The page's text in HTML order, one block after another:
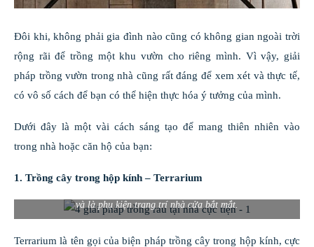
Đôi khi, không phải gia đình nào cũng có không gian ngoài trời
rộng rãi để trồng một khu vườn cho riêng mình. Vì vậy, giải
pháp trồng vườn trong nhà cũng rất đáng để xem xét và thực tế,
có vô số cách để bạn có thể hiện thực hóa ý tưởng của mình.
Dưới đây là một vài cách sáng tạo để mang thiên nhiên vào
trong nhà hoặc căn hộ của bạn:
1. Trồng cây trong hộp kính – Terrarium
và là phụ kiện trang trí nhà cửa bắt mắt.
Terrarium là tên gọi của biện pháp trồng cây trong hộp kính, cực